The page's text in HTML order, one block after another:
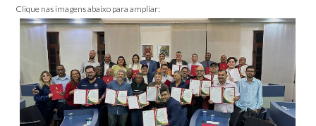
Clique nas imagens abaixo para ampliar: